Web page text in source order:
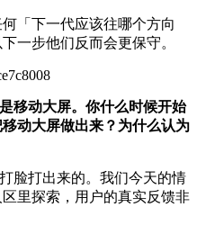
「下一代应该往哪个方向
一步他们反而会更保守。
移动大屏。你什么时候开始
动大屏做出来？为什么认为
脸打出来的。我们今天的情
里探索，用户的真实反馈非